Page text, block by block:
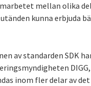
mellan olika
kunna erbjuda
av standarden SDK
DIGG,
inom fler delar av